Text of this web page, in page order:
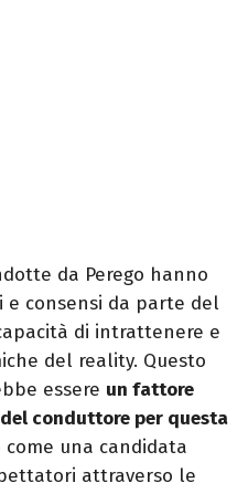
da Perego hanno
consensi da parte del
di intrattenere e
del reality. Questo
essere un fattore
conduttore per questa
come una candidata
attraverso le